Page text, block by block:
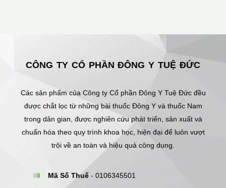
CÔNG TY CỔ PHẦN ĐÔNG Y TUỆ ĐỨC
Các sản phẩm của Công ty Cổ phần Đông Y Tuệ Đức đều
được chắt lọc từ những bài thuốc Đông Y và thuốc Nam
trong dân gian, được nghiên cứu phát triển, sản xuất và
chuẩn hóa theo quy trình khoa học, hiện đại để luôn vượt
trội về an toàn và hiệu quả công dụng.
Mã Số Thuế - 0106345501